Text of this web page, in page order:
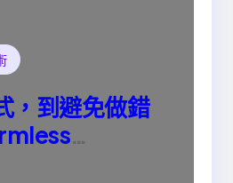
，到避免做錯
的真正意義